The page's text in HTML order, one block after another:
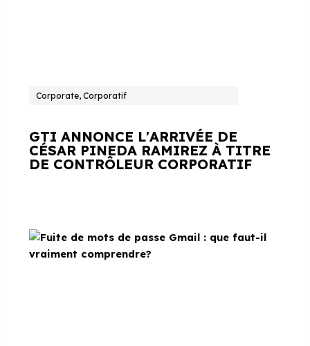
Corporate, Corporatif
GTI ANNONCE L'ARRIVÉE DE
CÉSAR PINEDA RAMIREZ À TITRE
DE CONTRÔLEUR CORPORATIF